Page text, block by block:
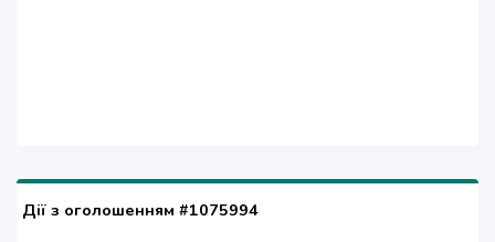
Дії з оголошенням #1075994